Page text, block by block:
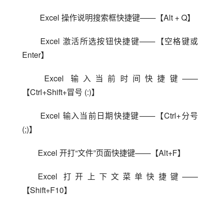
Excel 操作说明搜索框快捷键——【Alt + Q】
Enter】
【Ctrl+Shift+冒号 (:)】
(;)】
Excel 开打“文件”页面快捷键——【Alt+F】
Excel 打开上下文菜单快捷键——
【Shift+F10】